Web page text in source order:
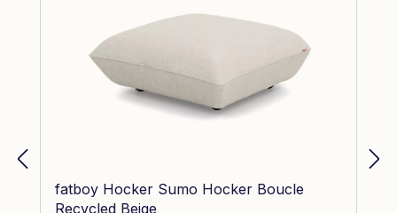
fatboy Hocker Sumo Hocker Boucle
Recycled Beige